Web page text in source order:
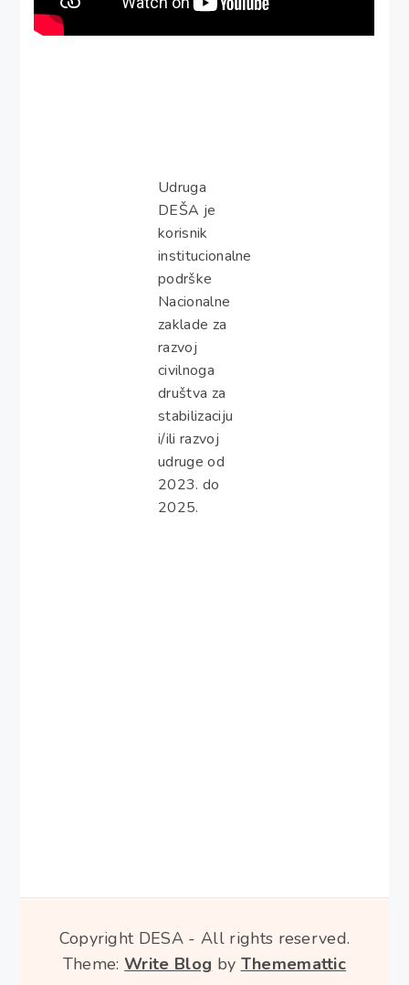
Udruga
DEŠA je
korisnik
institucionalne
podrške
Nacionalne
zaklade za
razvoj
civilnoga
društva za
stabilizaciju
i/ili razvoj
udruge od
2023. do
2025.
Copyright DESA - All rights reserved.
Theme: Write Blog by Thememattic